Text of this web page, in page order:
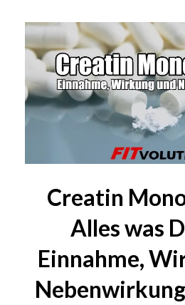
Creatin
Alles was
Einnahme,